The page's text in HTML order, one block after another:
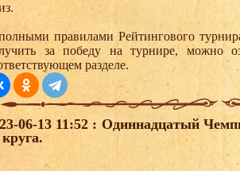
правилами Рейтингового
за победу на турнире, можно
разделе.
06-13 11:52 : Одиннадцатый